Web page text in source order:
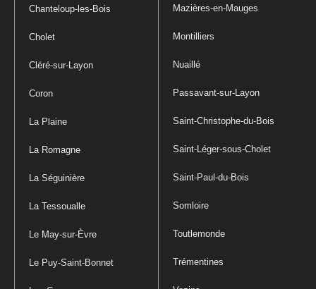
Chanteloup-les-Bois
Cholet
Cléré-sur-Layon
Coron
La Plaine
La Romagne
La Séguinière
La Tessoualle
Le May-sur-Èvre
Le Puy-Saint-Bonnet
Mazières-en-Mauges
Montilliers
Nuaillé
Passavant-sur-Layon
Saint-Christophe-du-Bois
Saint-Léger-sous-Cholet
Saint-Paul-du-Bois
Somloire
Toutlemonde
Trémentines